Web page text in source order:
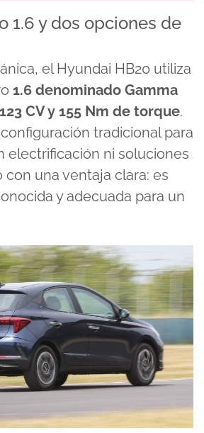
1.6 y dos opciones de
el Hyundai HB20 utiliza
1.6 denominado Gamma
CV y 155 Nm de torque.
tradicional para
electrificación ni soluciones
una ventaja clara: es
y adecuada para un